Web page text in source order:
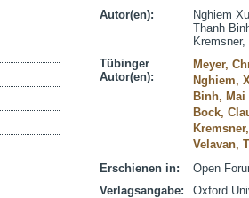
Autor(en):
Nghiem
Thanh
Tübinger
Autor(en):
Meyer,
Nghiem,
Binh, Mai
Bock,
Velavan,
Erschienen in:
Open
Verlagsangabe:
Oxford